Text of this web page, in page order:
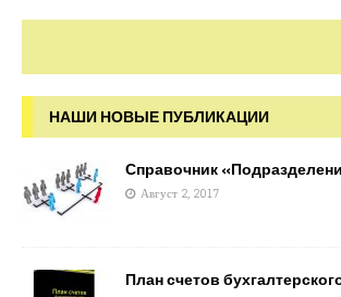
НАШИ НОВЫЕ ПУБЛИКАЦИИ
Справочник
Август 2, 2017
План счетов